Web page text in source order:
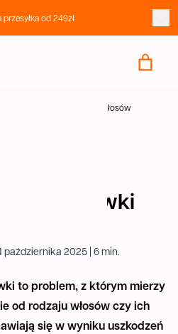
przesyłka od 249zł
KUP KOLAGEN
się końcówki włosów
na
końcówki
października 2025 | 6 min.
to problem, z którym mierzy
od rodzaju włosów czy ich
się w wyniku uszkodzeń